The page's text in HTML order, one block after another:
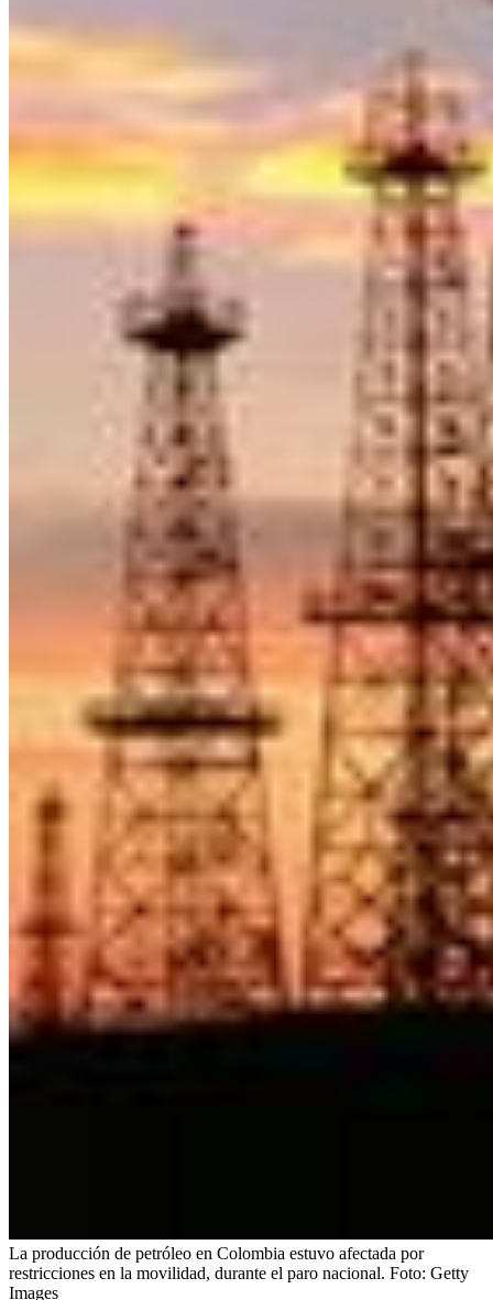
La producción de petróleo en Colombia estuvo afectada por
restricciones en la movilidad, durante el paro nacional. Foto: Getty
Images